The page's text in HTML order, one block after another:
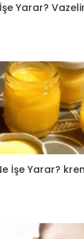
Yarar?
İşe Yarar?